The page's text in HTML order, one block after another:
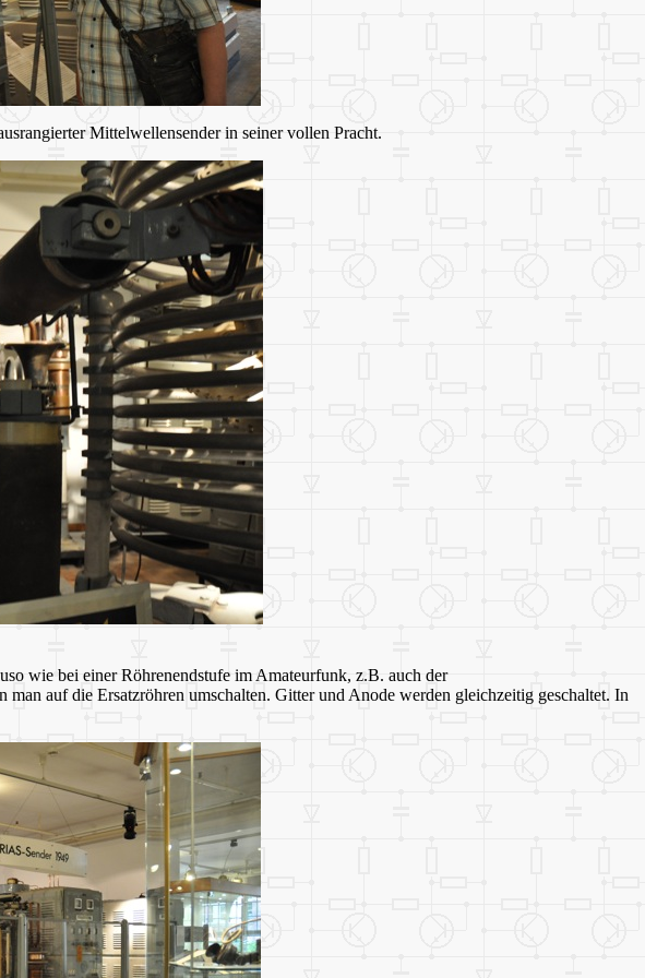
Mittelwellensender in seiner vollen Pracht.
wie bei einer Röhrenendstufe im Amateurfunk, z.B. auch der
auf die Ersatzröhren umschalten. Gitter und Anode werden gleichzeitig geschaltet. In